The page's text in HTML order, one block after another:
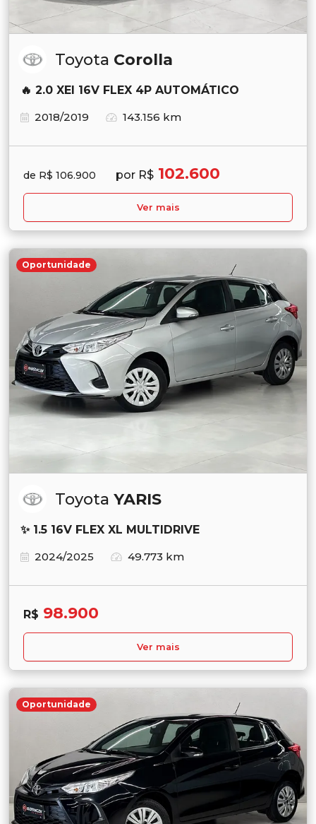
Toyota Corolla
🔥 2.0 XEI 16V FLEX 4P AUTOMÁTICO
2018/2019
143.156 km
de R$ 106.900 por R$ 102.600
Ver mais
Oportunidade
Toyota YARIS
✨ 1.5 16V FLEX XL MULTIDRIVE
2024/2025
49.773 km
R$ 98.900
Ver mais
Oportunidade